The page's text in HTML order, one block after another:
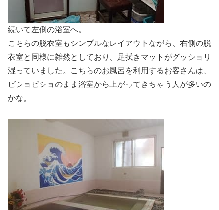
続いて左側の浴室へ。
こちらの脱衣室もシンプルなレイアウトながら、右側の脱
衣室と同様に雑然としており、足拭きマットがグッショリ
湿っていました。こちらのお風呂を利用するお客さんは、
ビショビショのまま浴室から上がってきちゃう人が多いの
かな。